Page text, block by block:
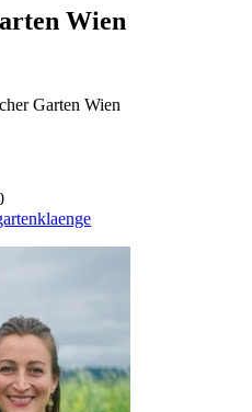
Wien
Garten Wien